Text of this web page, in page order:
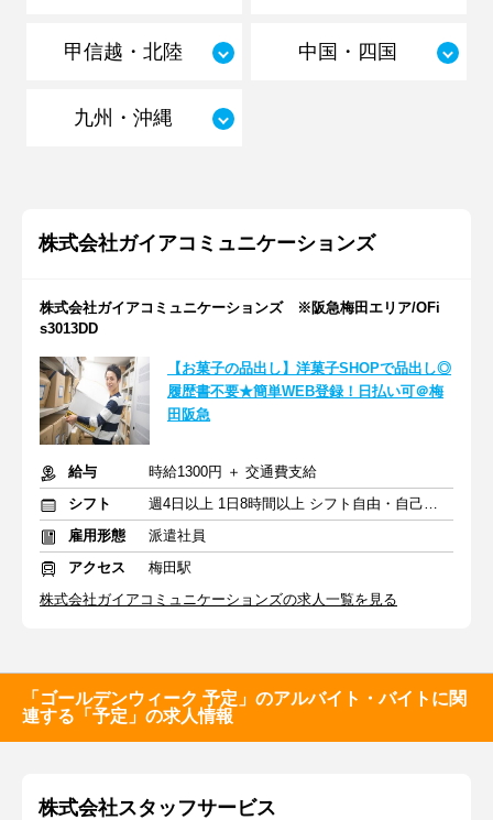
甲信越・北陸 中国・四国
九州・沖縄
株式会社ガイアコミュニケーションズ
株式会社ガイアコミュニケーションズ ※阪急梅田エリア/OFi
s3013DD
【お菓子の品出し】洋菓子SHOPで品出し◎
履歴書不要★簡単WEB登録！日払い可＠梅
田阪急
給与
時給1300円 ＋ 交通費支給
シフト
週4日以上 1日8時間以上 シフト自由・自己申告
雇用形態
派遣社員
アクセス
梅田駅
株式会社ガイアコミュニケーションズの求人一覧を見る
「ゴールデンウィーク 予定」のアルバイト・バイトに関
連する「予定」の求人情報
株式会社スタッフサービス